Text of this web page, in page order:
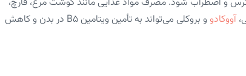
آووکادو
و بروکلی می‌تواند به تأمین ویتامین B5 در بدن و کاهش